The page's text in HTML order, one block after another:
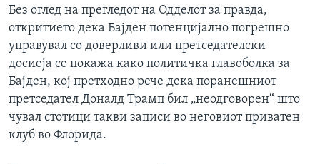
Без оглед на прегледот на Одделот за правда,
откритието дека Бајден потенцијално погрешно
управувал со доверливи или претседателски
досиеја се покажа како политичка главоболка за
Бајден, кој претходно рече дека поранешниот
претседател Доналд Трамп бил „неодговорен“ што
чувал стотици такви записи во неговиот приватен
клуб во Флорида.